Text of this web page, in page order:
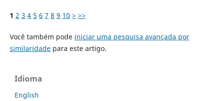
1 2 3 4 5 6 7 8 9 10 > >>
Você também pode iniciar uma pesquisa avançada por
similaridadepara este artigo.
Idioma
English